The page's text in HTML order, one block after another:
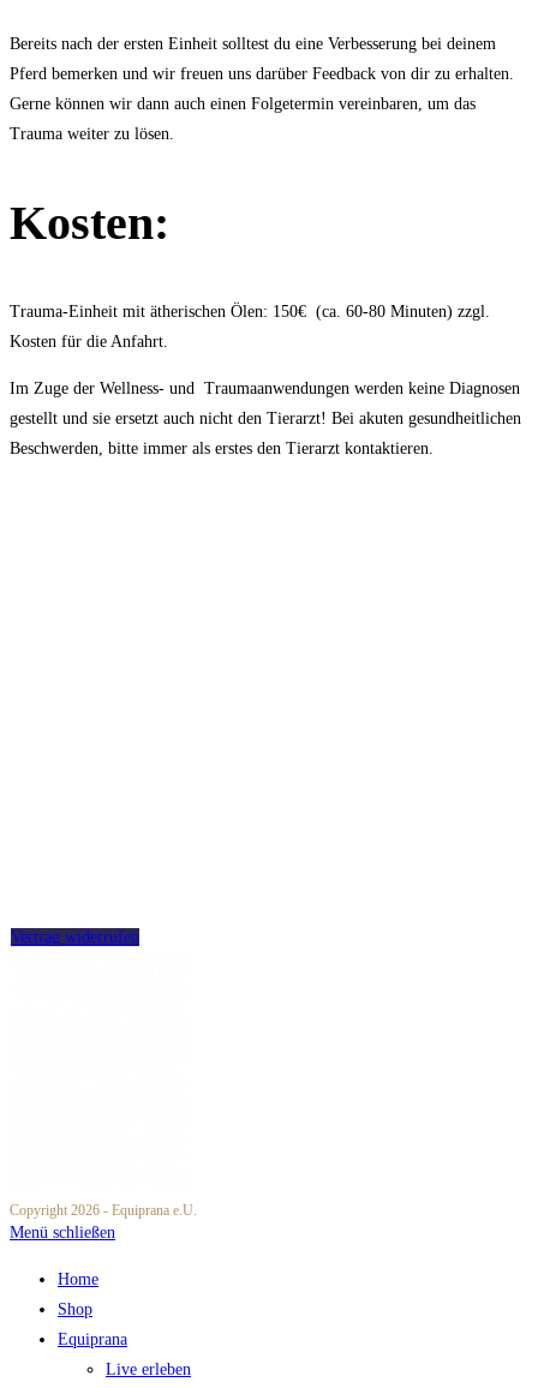
Bereits nach der ersten Einheit solltest du eine Verbesserung bei deinem
Pferd bemerken und wir freuen uns darüber Feedback von dir zu erhalten.
Gerne können wir dann auch einen Folgetermin vereinbaren, um das
Trauma weiter zu lösen.
Kosten:
Trauma-Einheit mit ätherischen Ölen: 150€ (ca. 60-80 Minuten) zzgl.
Kosten für die Anfahrt.
Im Zuge der Wellness- und Traumaanwendungen werden keine Diagnosen
gestellt und sie ersetzt auch nicht den Tierarzt! Bei akuten gesundheitlichen
Beschwerden, bitte immer als erstes den Tierarzt kontaktieren.
Vertrag widerrufen
Copyright 2026 - Equiprana e.U.
Menü schließen
Home
Shop
Equiprana
Live erleben